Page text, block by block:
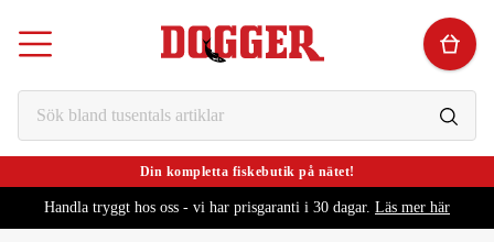
Din kompletta fiskebutik på nätet!
Handla tryggt hos oss - vi har prisgaranti i 30 dagar. Läs mer här